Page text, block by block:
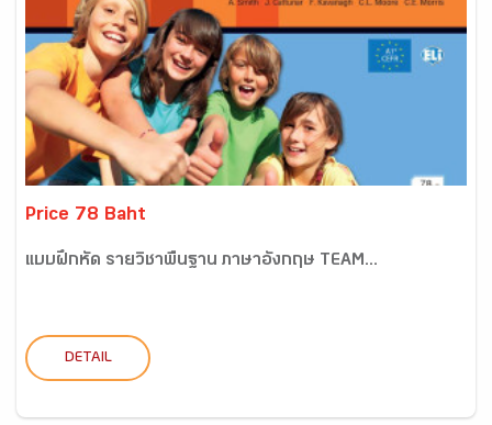
Price 78 Baht
แบบฝึกหัด รายวิชาพื้นฐาน ภาษาอังกฤษ TEAM...
DETAIL